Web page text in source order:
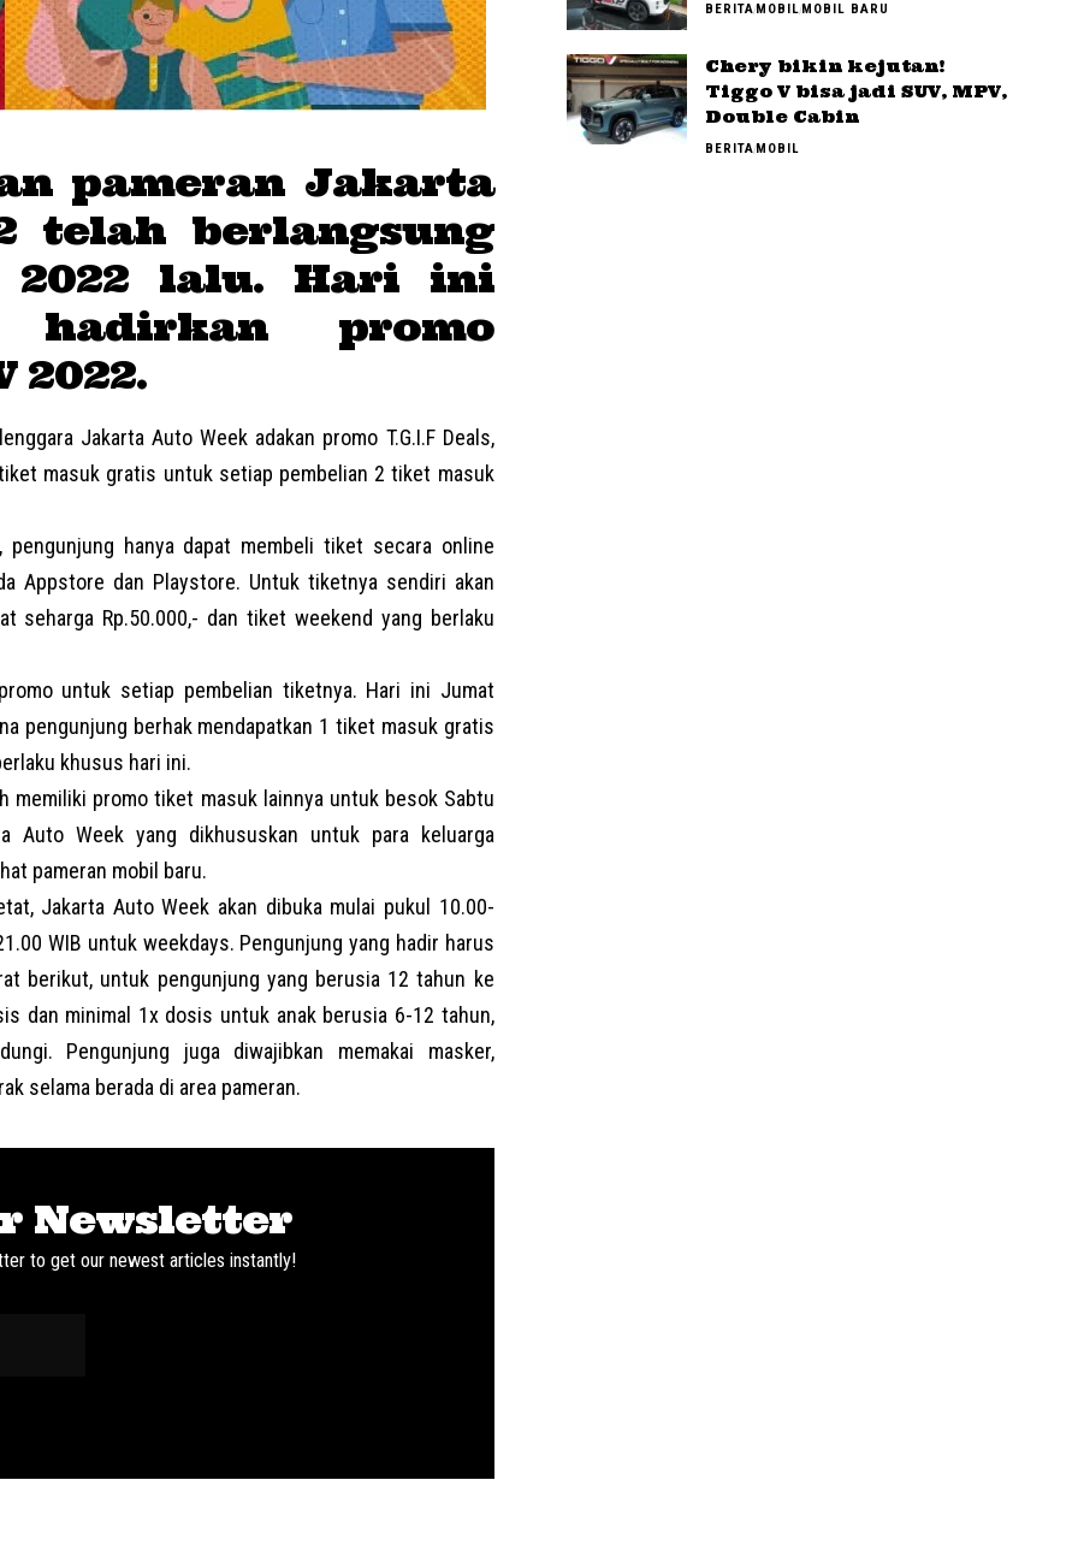
pameran Jakarta
telah berlangsung
2022 lalu. Hari ini
hadirkan promo
2022.
Jakarta Auto Week adakan promo T.G.I.F Deals,
masuk gratis untuk setiap pembelian 2 tiket masuk
pengunjung hanya dapat membeli tiket secara online
Appstore dan Playstore. Untuk tiketnya sendiri akan
seharga Rp.50.000,- dan tiket weekend yang berlaku
untuk setiap pembelian tiketnya. Hari ini Jumat
pengunjung berhak mendapatkan 1 tiket masuk gratis
khusus hari ini.
memiliki promo tiket masuk lainnya untuk besok Sabtu
Auto Week yang dikhususkan untuk para keluarga
pameran mobil baru.
Jakarta Auto Week akan dibuka mulai pukul 10.00-
WIB untuk weekdays. Pengunjung yang hadir harus
berikut, untuk pengunjung yang berusia 12 tahun ke
dan minimal 1x dosis untuk anak berusia 6-12 tahun,
Pengunjung juga diwajibkan memakai masker,
selama berada di area pameran.
Newsletter
to get our newest articles instantly!
BERITAMOBILMOBIL BARU
Chery bikin kejutan!
Tiggo V bisa jadi SUV, MPV,
Double Cabin
BERITAMOBIL